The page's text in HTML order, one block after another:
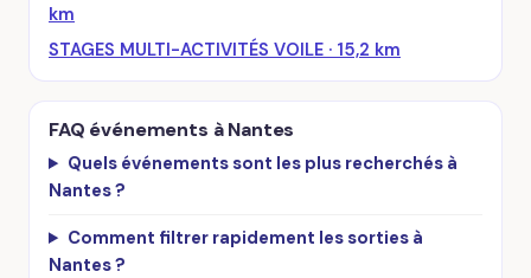
km
STAGES MULTI-ACTIVITÉS VOILE · 15,2 km
FAQ événements à Nantes
Quels événements sont les plus recherchés à
Nantes ?
Comment filtrer rapidement les sorties à
Nantes ?